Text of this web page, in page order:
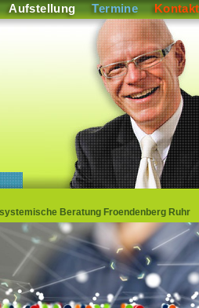
Aufstellung Termine Kontakt
Beratung Froendenberg Ruhr